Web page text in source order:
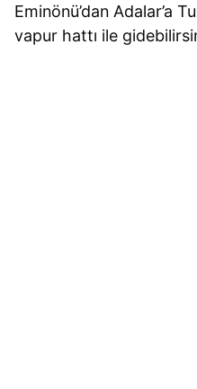
Eminönü’dan Adalar’a
vapur hattı ile